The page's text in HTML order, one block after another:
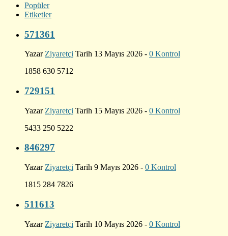
Popüler
Etiketler
571361
Yazar Ziyaretçi Tarih 13 Mayıs 2026 - 0 Kontrol
1858 630 5712
729151
Yazar Ziyaretçi Tarih 15 Mayıs 2026 - 0 Kontrol
5433 250 5222
846297
Yazar Ziyaretçi Tarih 9 Mayıs 2026 - 0 Kontrol
1815 284 7826
511613
Yazar Ziyaretçi Tarih 10 Mayıs 2026 - 0 Kontrol